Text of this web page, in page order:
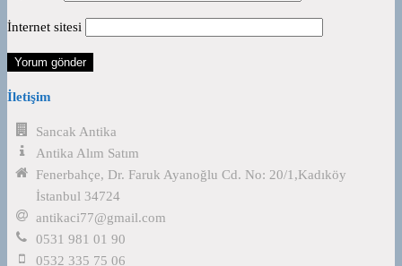
İnternet sitesi
İletişim
Sancak Antika
Antika Alım Satım
Fenerbahçe, Dr. Faruk Ayanoğlu Cd. No: 20/1,Kadıköy
İstanbul 34724
antikaci77@gmail.com
0531 981 01 90
0532 335 75 06